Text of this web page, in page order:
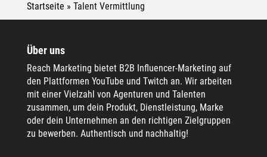
Startseite » Talent Vermittlung
Über uns
Reach Marketing bietet B2B Influencer-Marketing auf
den Plattformen YouTube und Twitch an. Wir arbeiten
mit einer Vielzahl von Agenturen und Talenten
zusammen, um dein Produkt, Dienstleistung, Marke
oder dein Unternehmen an den richtigen Zielgruppen
zu bewerben. Authentisch und nachhaltig!